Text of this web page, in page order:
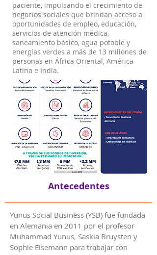
paciente, impulsando el crecimiento de
negocios sociales que brindan acceso a
oportunidades de empleo, educación,
servicios de atención médica,
saneamiento básico, agua potable y
energías verdes a más de 13 millones de
personas en África Oriental, América
Latina e India.
Antecedentes
Yunus Social Business (YSB) fue fundada
en Alemania en 2011 por el profesor
Muhammad Yunus, Saskia Bruysten y
Sophie Eisemann para trabajar con